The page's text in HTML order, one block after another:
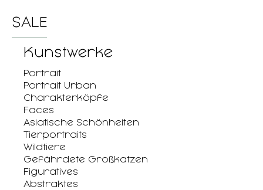
SALE
Kunstwerke
Portrait
Portrait Urban
Charakterköpfe
Faces
Asiatische Schönheiten
Tierportraits
Wildtiere
Gefährdete Großkatzen
Figuratives
Abstraktes